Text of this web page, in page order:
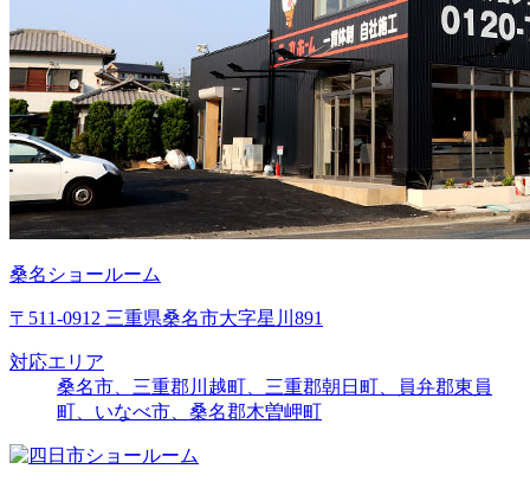
桑名ショールーム
〒511-0912 三重県桑名市大字星川891
対応エリア
桑名市、三重郡川越町、三重郡朝日町、員弁郡東員
町、いなべ市、桑名郡木曽岬町